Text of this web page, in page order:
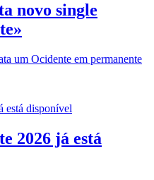
novo single
um Ocidente em permanente
2026 já está